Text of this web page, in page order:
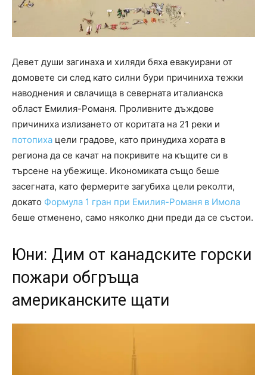
Девет души загинаха и хиляди бяха евакуирани от
домовете си след като силни бури причиниха тежки
наводнения и свлачища в северната италианска
област Емилия-Романя. Проливните дъждове
причиниха излизането от коритата на 21 реки и
потопиха цели градове, като принудиха хората в
региона да се качат на покривите на къщите си в
търсене на убежище. Икономиката също беше
засегната, като фермерите загубиха цели реколти,
докато Формула 1 гран при Емилия-Романя в Имола
беше отменено, само няколко дни преди да се състои.
Юни: Дим от канадските горски
пожари обгръща
американските щати